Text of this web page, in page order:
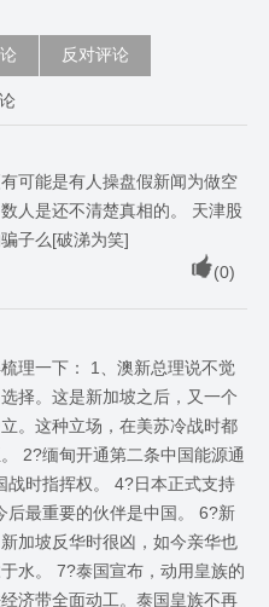
反对评论
可能是有人操盘假新闻为做空
人是还不清楚真相的。 天津股
子么[破涕为笑]
(0)
理一下： 1、澳新总理说不觉
择。这是新加坡之后，又一个
。这种立场，在美苏冷战时都
2?缅甸开通第二条中国能源通
战时指挥权。 4?日本正式支持
后最重要的伙伴是中国。 6?新
加坡反华时很凶，如今亲华也
水。 7?泰国宣布，动用皇族的
济带全面动工。泰国皇族不再